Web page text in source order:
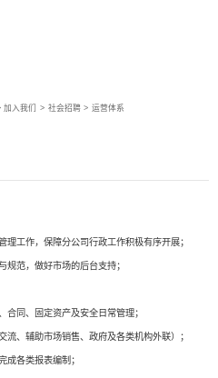
加入我们 > 社会招聘 > 运营体系
工作，保障分公司行政工作积极有序开展；
规范，做好市场的后台支持；
同、固定资产及安全日常管理；
、辅助市场销售、政府及各类机构外联）；
成各类报表编制；